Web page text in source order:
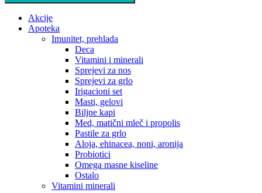
Akcije
Apoteka
Imunitet, prehlada
Deca
Vitamini i minerali
Sprejevi za nos
Sprejevi za grlo
Irigacioni set
Masti, gelovi
Biljne kapi
Med, matični mleč i propolis
Pastile za grlo
Aloja, ehinacea, noni, aronija
Probiotici
Omega masne kiseline
Ostalo
Vitamini minerali